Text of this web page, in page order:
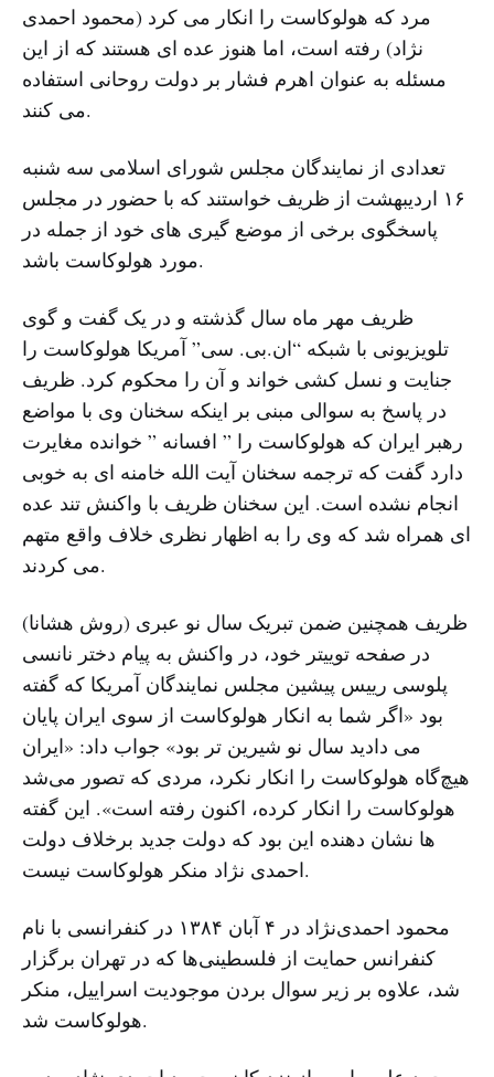
مرد که هولوکاست را انکار مى کرد (محمود احمدى
نژاد) رفته است، اما هنوز عده اى هستند که از این
مسئله به عنوان اهرم فشار بر دولت روحانى استفاده
مى کنند.
تعدادى از نمایندگان مجلس شوراى اسلامى سه شنبه
١۶ اردیبهشت از ظریف خواستند که با حضور در مجلس
پاسخگوى برخى از موضع گیرى هاى خود از جمله در
مورد هولوکاست باشد.
ظریف مهر ماه سال گذشته و در یک گفت و گوى
تلویزیونى با شبکه “ان.بى. سى” آمریکا هولوکاست را
جنایت و نسل کشى خواند و آن را محکوم کرد. ظریف
در پاسخ به سوالى مبنى بر اینکه سخنان وى با مواضع
رهبر ایران که هولوکاست را ” افسانه ” خوانده مغایرت
دارد گفت که ترجمه سخنان آیت الله خامنه اى به خوبى
انجام نشده است. این سخنان ظریف با واکنش تند عده
اى همراه شد که وى را به اظهار نظرى خلاف واقع متهم
مى کردند.
ظریف همچنین ضمن تبریک سال نو عبری (روش هشانا)
در صفحه توییتر خود، در واکنش به پیام دختر نانسی
پلوسی رییس پیشین مجلس نمایندگان آمریکا که گفته
بود «اگر شما به انکار هولوکاست از سوی ایران پایان
می دادید سال نو شیرین تر بود» جواب داد: «ایران
هیچ‌گاه هولوکاست را انکار نکرد، مردی که تصور می‌شد
هولوکاست را انکار کرده، اکنون رفته است». این گفته
ها نشان دهنده این بود که دولت جدید برخلاف دولت
احمدى نژاد منکر هولوکاست نیست.
محمود احمدی‌نژاد در ۴ آبان ۱۳۸۴ در کنفرانسی با نام
کنفرانس حمایت از فلسطینی‌ها که در تهران بر‌گزار
شد، علاوه بر زیر سوال بردن موجودیت اسراییل، منکر
هولوکاست شد.